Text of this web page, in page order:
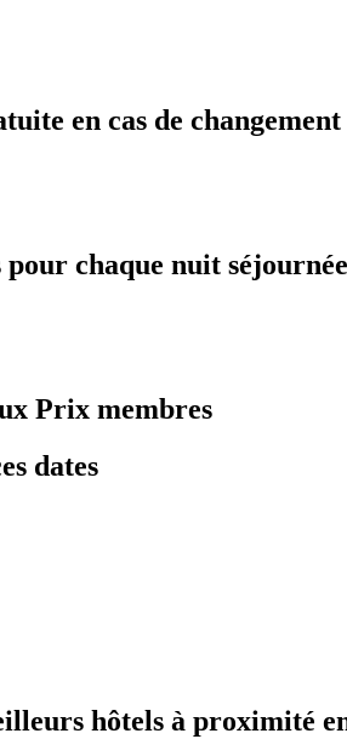
en cas de
pour chaque nuit séjournée
Prix membres
dates
hôtels à proximité